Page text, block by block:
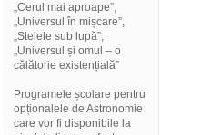
„Cerul mai aproape”,
„Universul în mișcare”,
„Stelele sub lupă”,
„Universul și omul – o
călătorie existențială”
Programele școlare pentru
opționalele de Astronomie
care vor fi disponibile la